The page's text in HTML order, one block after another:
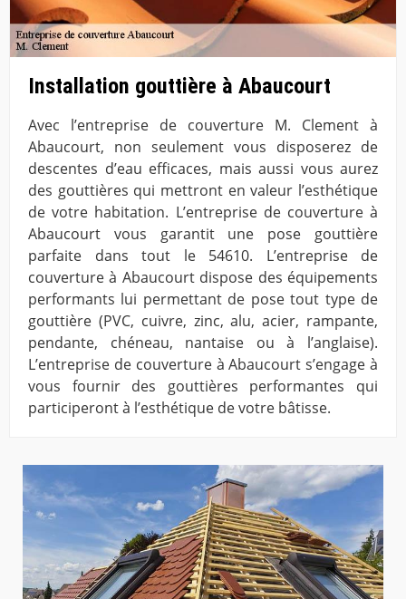
Installation gouttière à Abaucourt
Avec l’entreprise de couverture M. Clement à
Abaucourt, non seulement vous disposerez de
descentes d’eau efficaces, mais aussi vous aurez
des gouttières qui mettront en valeur l’esthétique
de votre habitation. L’entreprise de couverture à
Abaucourt vous garantit une pose gouttière
parfaite dans tout le 54610. L’entreprise de
couverture à Abaucourt dispose des équipements
performants lui permettant de pose tout type de
gouttière (PVC, cuivre, zinc, alu, acier, rampante,
pendante, chéneau, nantaise ou à l’anglaise).
L’entreprise de couverture à Abaucourt s’engage à
vous fournir des gouttières performantes qui
participeront à l’esthétique de votre bâtisse.